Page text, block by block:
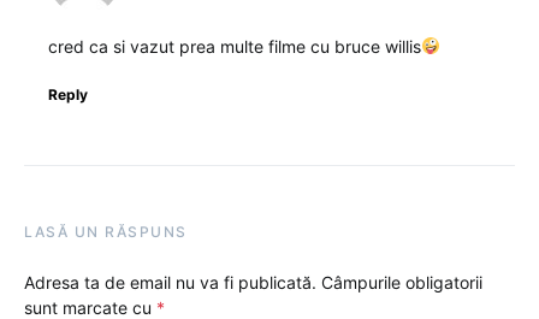
cred ca si vazut prea multe filme cu bruce willis
Reply
LASĂ UN RĂSPUNS
Adresa ta de email nu va fi publicată. Câmpurile obligatorii
sunt marcate cu *